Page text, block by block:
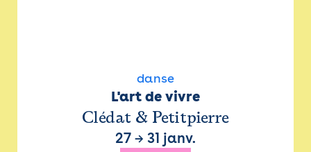
danse
L'art de vivre
Clédat & Petitpierre
27 → 31 janv.